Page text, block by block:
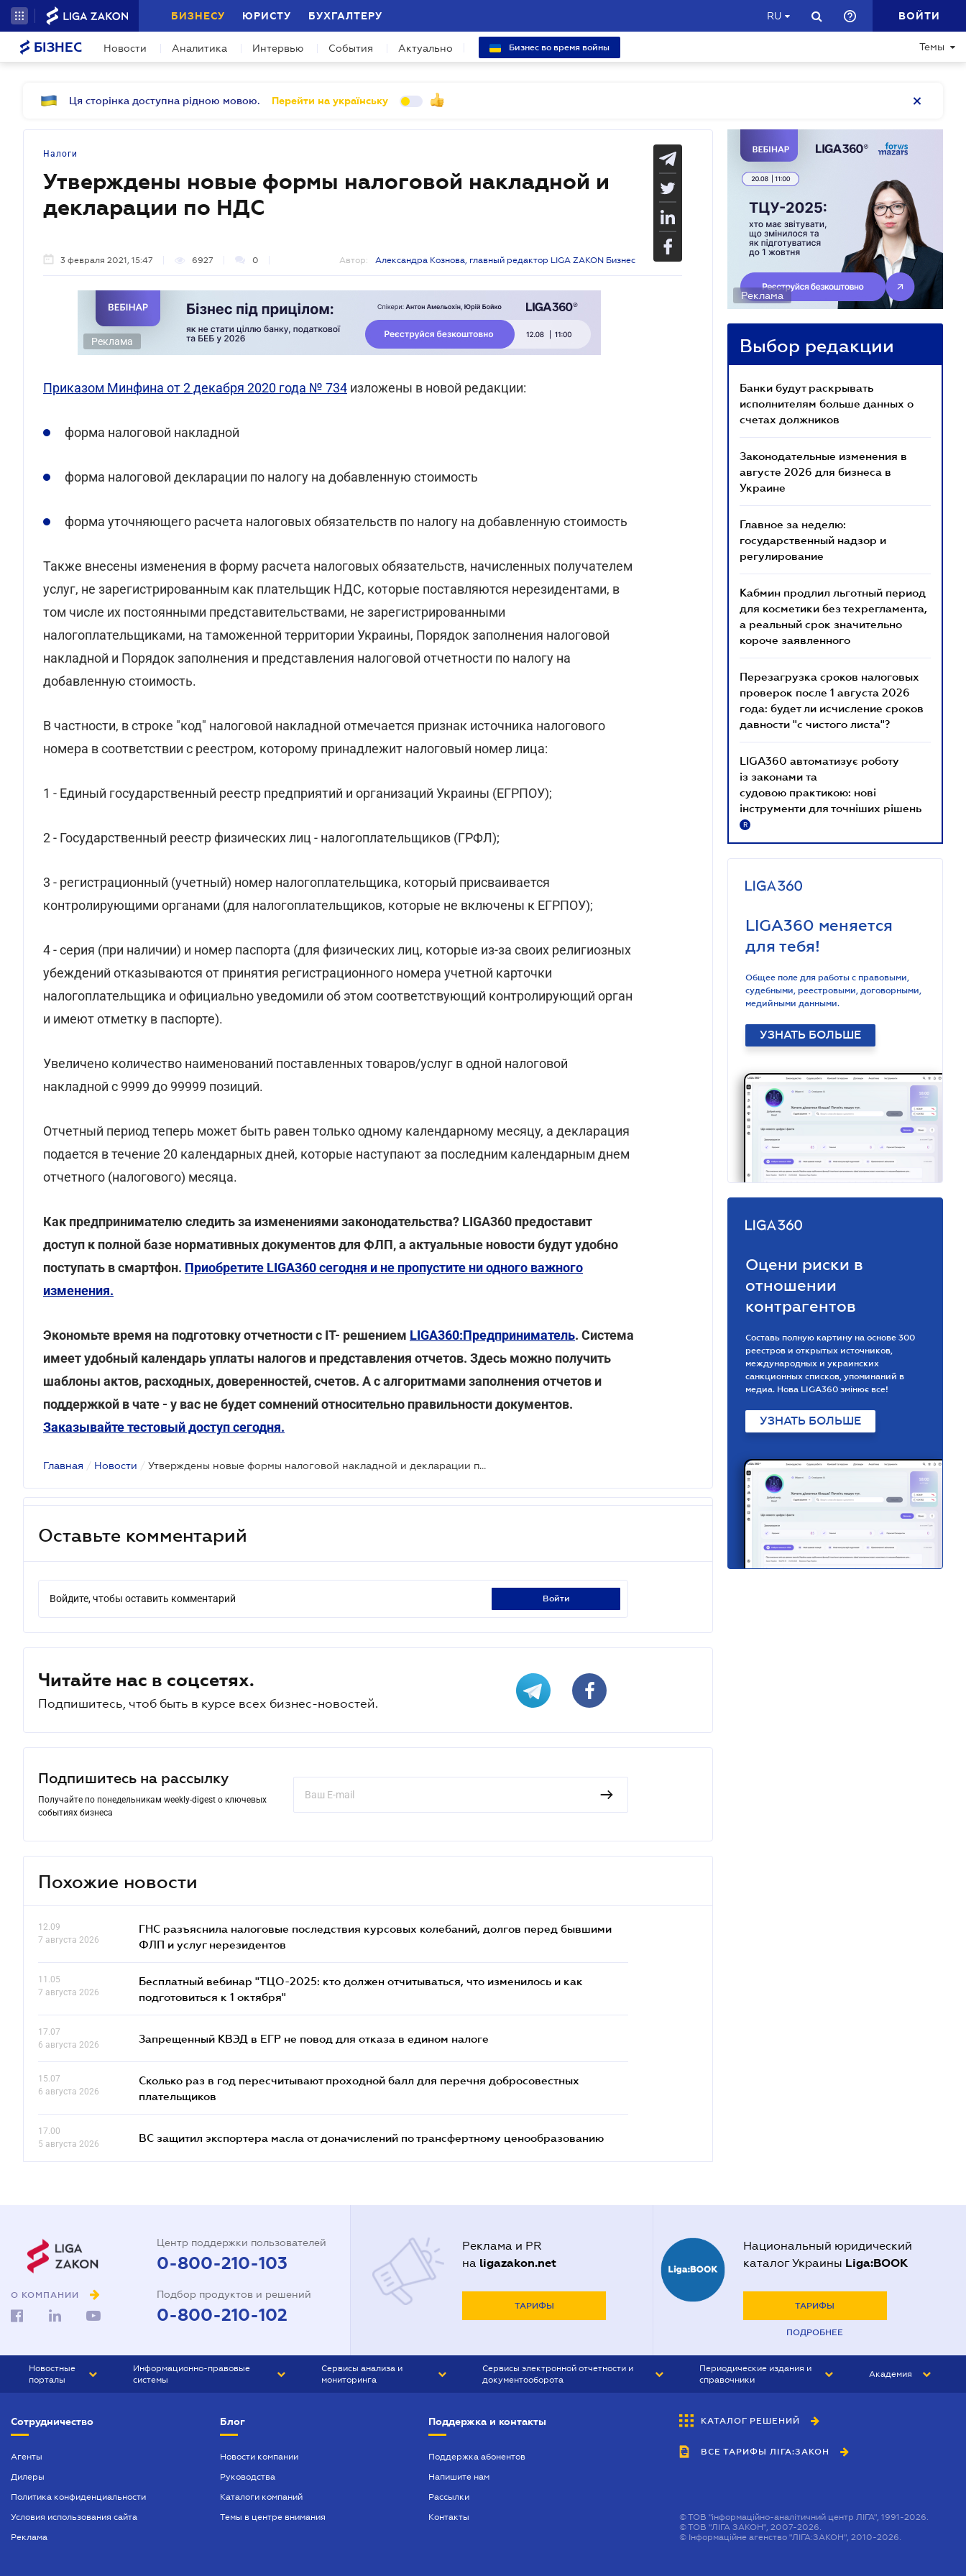
БИЗНЕСУ ЮРИСТУ БУХГАЛТЕРУ RU ВОЙТИ
БІЗНЕС Новости Аналитика Интервью События Актуально Бизнес во время войны Темы
Ця сторінка доступна рідною мовою. Перейти на українську
Налоги
Утверждены новые формы налоговой накладной и
декларации по НДС
3 февраля 2021, 15:47 6927 0 Автор: Александра Кознова, главный редактор LIGA ZAKON Бизнес
Реклама
Приказом Минфина от 2 декабря 2020 года № 734 изложены в новой редакции:
форма налоговой накладной
форма налоговой декларации по налогу на добавленную стоимость
форма уточняющего расчета налоговых обязательств по налогу на добавленную стоимость
Также внесены изменения в форму расчета налоговых обязательств, начисленных получателем
услуг, не зарегистрированным как плательщик НДС, которые поставляются нерезидентами, в
том числе их постоянными представительствами, не зарегистрированными
налогоплательщиками, на таможенной территории Украины, Порядок заполнения налоговой
накладной и Порядок заполнения и представления налоговой отчетности по налогу на
добавленную стоимость.
В частности, в строке "код" налоговой накладной отмечается признак источника налогового
номера в соответствии с реестром, которому принадлежит налоговый номер лица:
1 - Единый государственный реестр предприятий и организаций Украины (ЕГРПОУ);
2 - Государственный реестр физических лиц - налогоплательщиков (ГРФЛ);
3 - регистрационный (учетный) номер налогоплательщика, который присваивается
контролирующими органами (для налогоплательщиков, которые не включены к ЕГРПОУ);
4 - серия (при наличии) и номер паспорта (для физических лиц, которые из-за своих религиозных
убеждений отказываются от принятия регистрационного номера учетной карточки
налогоплательщика и официально уведомили об этом соответствующий контролирующий орган
и имеют отметку в паспорте).
Увеличено количество наименований поставленных товаров/услуг в одной налоговой
накладной с 9999 до 99999 позиций.
Отчетный период теперь может быть равен только одному календарному месяцу, а декларация
подается в течение 20 календарных дней, которые наступают за последним календарным днем
отчетного (налогового) месяца.
Как предпринимателю следить за изменениями законодательства? LIGA360 предоставит
доступ к полной базе нормативных документов для ФЛП, а актуальные новости будут удобно
поступать в смартфон. Приобретите LIGA360 сегодня и не пропустите ни одного важного
изменения.
Экономьте время на подготовку отчетности с IT- решением LIGA360:Предприниматель. Система
имеет удобный календарь уплаты налогов и представления отчетов. Здесь можно получить
шаблоны актов, расходных, доверенностей, счетов. А с алгоритмами заполнения отчетов и
поддержкой в чате - у вас не будет сомнений относительно правильности документов.
Заказывайте тестовый доступ сегодня.
Главная / Новости / Утверждены новые формы налоговой накладной и декларации по НДС
Оставьте комментарий
Войдите, чтобы оставить комментарий войти
Читайте нас в соцсетях.
Подпишитесь, чтоб быть в курсе всех бизнес-новостей.
Подпишитесь на рассылку
Получайте по понедельникам weekly-digest о ключевых
событиях бизнеса
Похожие новости
12.09
7 августа 2026
ГНС разъяснила налоговые последствия курсовых колебаний, долгов перед бывшими
ФЛП и услуг нерезидентов
11.05
7 августа 2026
Бесплатный вебинар "ТЦО-2025: кто должен отчитываться, что изменилось и как
подготовиться к 1 октября"
17.07
6 августа 2026
Запрещенный КВЭД в ЕГР не повод для отказа в едином налоге
15.07
6 августа 2026
Сколько раз в год пересчитывают проходной балл для перечня добросовестных
плательщиков
17.00
5 августа 2026
ВС защитил экспортера масла от доначислений по трансфертному ценообразованию
Реклама
Выбор редакции
Банки будут раскрывать
исполнителям больше данных о
счетах должников
Законодательные изменения в
августе 2026 для бизнеса в
Украине
Главное за неделю:
государственный надзор и
регулирование
Кабмин продлил льготный период
для косметики без техрегламента,
а реальный срок значительно
короче заявленного
Перезагрузка сроков налоговых
проверок после 1 августа 2026
года: будет ли исчисление сроков
давности "с чистого листа"?
LIGA360 автоматизує роботу
із законами та
судовою практикою: нові
інструменти для точніших рішень
R
LIGA360 меняется
для тебя!
Общее поле для работы с правовыми,
судебными, реестровыми, договорными,
медийными данными.
УЗНАТЬ БОЛЬШЕ
Оцени риски в
отношении
контрагентов
Составь полную картину на основе 300
реестров и открытых источников,
международных и украинских
санкционных списков, упоминаний в
медиа. Нова LIGA360 змінює все!
УЗНАТЬ БОЛЬШЕ
О КОМПАНИИ
Центр поддержки пользователей
0-800-210-103
Подбор продуктов и решений
0-800-210-102
Реклама и PR
на ligazakon.net
ТАРИФЫ
Национальный юридический
каталог Украины Liga:BOOK
ТАРИФЫ
ПОДРОБНЕЕ
Новостные
порталы
БИЗНЕС
Информационно-правовые
системы
БУХГАЛТЕР ПРОФ
ЮРИСТ ПРОФ
Сервисы анализа и
мониторинга
Сервисы электронной отчетности и
документооборота
Периодические издания и
справочники
БУХГАЛТЕР&ЗАКОН
ВЕСТНИК МСФО
Академия
Сотрудничество
Агенты
Дилеры
Политика конфиденциальности
Условия использования сайта
Реклама
Блог
Новости компании
Руководства
Каталоги компаний
Темы в центре внимания
Поддержка и контакты
Поддержка абонентов
Напишите нам
Рассылки
Контакты
КАТАЛОГ РЕШЕНИЙ
ВСЕ ТАРИФЫ ЛІГА:ЗАКОН
©ТОВ "інформаційно-аналітичний центр ЛІГА", 1991-2026.
©ТОВ "ЛІГА ЗАКОН", 2007-2026.
© Інформаційне агенство "ЛІГА:ЗАКОН", 2010-2026.